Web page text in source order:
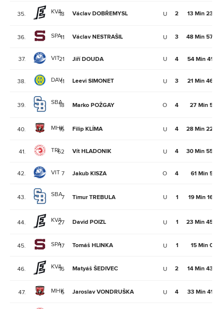
35. KVA18 Václav DOBŘEMYSL U 2 13 Min
36. SPA11 Václav NESTRAŠIL U 3 48 Min
37. VIT21 Jiří DOUDA U 4 54 Min
38. DAV11 Leevi SIMONET U 3 21 Min
39. SBA18 Marko POŽGAY O 4 27 Min
40. MHK
16 Filip KLÍMA U 4 28 Min
41. TRI62 Vít HLADONIK U 4 30 Min
42. VIT 7 Jakub KISZA O 4 61 Min
43. SBA7 Timur TREBULA U 1 19 Min
44. KVA27 David POIZL U 1 23 Min
45. SPA17 Tomáš HLINKA U 1 15 Min
46. KVA16 Matyáš ŠEDIVEC U 2 14 Min
47. MHK
6 Jaroslav VONDRUŠKA U 4 33 Min